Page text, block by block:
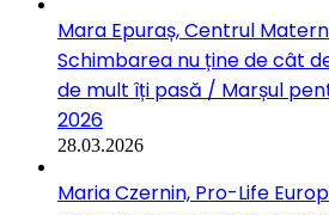
Mara Epuraș, Centrul
Schimbarea nu ține de cât
de mult îți pasă / Marșul
2026
28.03.2026
Maria Czernin, Pro-Life